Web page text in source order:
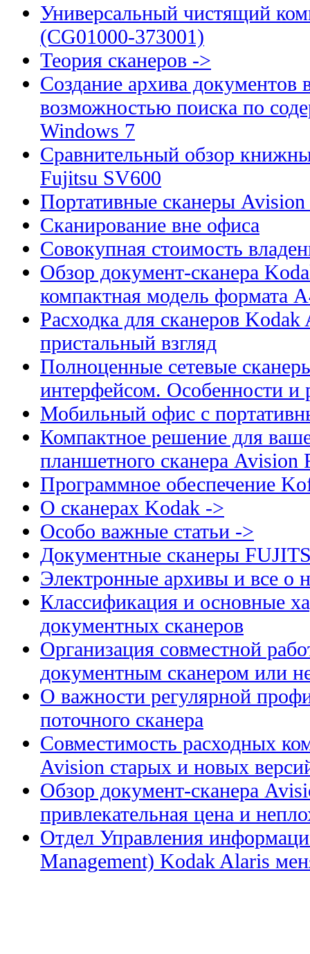
Универсальный чистящий
(CG01000-373001)
Теория сканеров ->
Создание архива документов
возможностью поиска по
Windows 7
Сравнительный обзор
Fujitsu SV600
Портативные сканеры Avision
Сканирование вне офиса
Совокупная стоимость
Обзор документ-сканера
компактная модель формата
Расходка для сканеров
пристальный взгляд
Полноценные сетевые
интерфейсом. Особенности и
Мобильный офис с
Компактное решение для
планшетного сканера Avision
Программное обеспечение
О сканерах Kodak ->
Особо важные статьи ->
Документные сканеры
Электронные архивы и все о
Классификация и основные
документных сканеров
Организация совместной
документным сканером или
О важности регулярной
поточного сканера
Совместимость расходных
Avision старых и новых
Обзор документ-сканера
привлекательная цена и
Отдел Управления
Management) Kodak Alaris